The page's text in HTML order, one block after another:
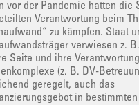
vor der Pandemie hatten die
Verantwortung beim
zu kämpfen. Staat
verwiesen z.
Seite und ihre
(z. B. DV-
geregelt, auch das
in